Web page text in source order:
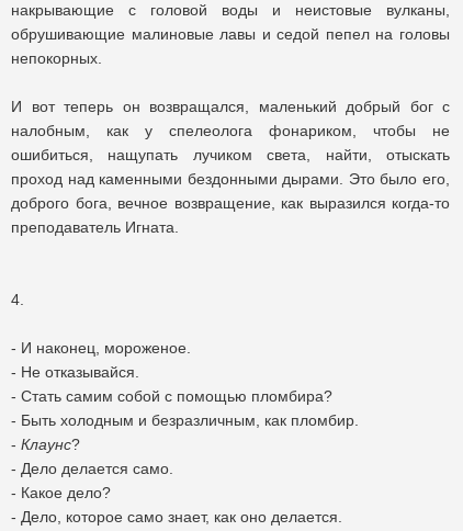
накрывающие с головой воды и неистовые вулканы,
обрушивающие малиновые лавы и седой пепел на головы
непокорных.
И вот теперь он возвращался, маленький добрый бог с
налобным, как у спелеолога фонариком, чтобы не
ошибиться, нащупать лучиком света, найти, отыскать
проход над каменными бездонными дырами. Это было его,
доброго бога, вечное возвращение, как выразился когда-то
преподаватель Игната.
4.
- И наконец, мороженое.
- Не отказывайся.
- Стать самим собой с помощью пломбира?
- Быть холодным и безразличным, как пломбир.
- Клаунс?
- Дело делается само.
- Какое дело?
- Дело, которое само знает, как оно делается.